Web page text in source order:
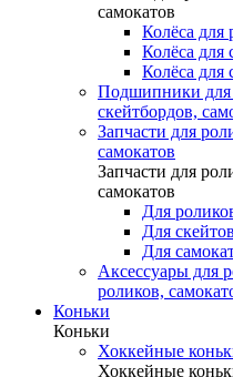
самокатов
Колёса для
Колёса для
Колёса для
Подшипники для
скейтбордов,
Запчасти для
самокатов
Запчасти для
самокатов
Для
Для скейтов
Для
Аксессуары для
роликов,
Коньки
Коньки
Хоккейные
Хоккейные